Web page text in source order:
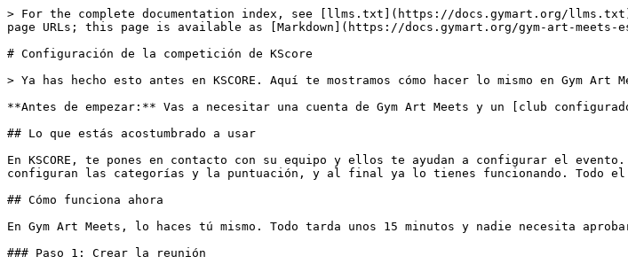
> For the complete documentation index, see [llms.txt](https://docs.gymart.org/
page URLs; this page is available as [Markdown](https://docs.gymart.org/gym-art-meets-
# Configuración de la competición de KScore
> Ya has hecho esto antes en KSCORE. Aquí te mostramos cómo hacer lo mismo en Gym Art
**Antes de empezar:** Vas a necesitar una cuenta de Gym Art Meets y un [club
## Lo que estás acostumbrado a usar
En KSCORE, te pones en contacto con su equipo y ellos te ayudan a configurar el
configuran las categorías y la puntuación, y al final ya lo tienes funcionando. Todo el
## Cómo funciona ahora
En Gym Art Meets, lo haces tú mismo. Todo tarda unos 15 minutos y nadie necesita
### Paso 1: Crear la reunión